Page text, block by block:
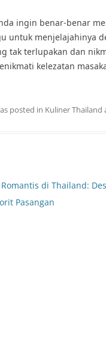
ingin benar-benar
untuk menjelajahinya
tak terlupakan dan
kelezatan
posted in Kuliner Thailand
di Thailand:
Pasangan